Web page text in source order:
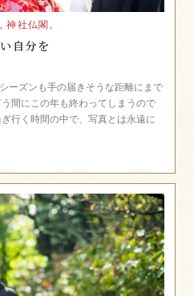
神社仏閣,
自分を
ーズンも手の届きそうな距離にまで
間にこの年も終わってしまうので
行く時間の中で、写真とは永遠に